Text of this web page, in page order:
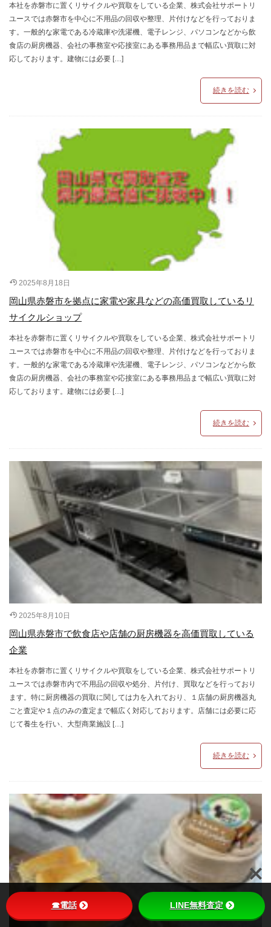
本社を赤磐市に置くリサイクルや買取をしている企業、株式会社サポートリ
ユースでは赤磐市を中心に不用品の回収や整理、片付けなどを行っておりま
す。一般的な家電である冷蔵庫や洗濯機、電子レンジ、パソコンなどから飲
食店の厨房機器、会社の事務室や応接室にある事務用品まで幅広い買取に対
応しております。建物には必要 […]
続きを読む
2025年8月18日
岡山県赤磐市を拠点に家電や家具などの高価買取しているリ
サイクルショップ
本社を赤磐市に置くリサイクルや買取をしている企業、株式会社サポートリ
ユースでは赤磐市を中心に不用品の回収や整理、片付けなどを行っておりま
す。一般的な家電である冷蔵庫や洗濯機、電子レンジ、パソコンなどから飲
食店の厨房機器、会社の事務室や応接室にある事務用品まで幅広い買取に対
応しております。建物には必要 […]
続きを読む
2025年8月10日
岡山県赤磐市で飲食店や店舗の厨房機器を高価買取している
企業
本社を赤磐市に置くリサイクルや買取をしている企業、株式会社サポートリ
ユースでは赤磐市内で不用品の回収や処分、片付け、買取などを行っており
ます。特に厨房機器の買取に関しては力を入れており、１店舗の厨房機器丸
ごと査定や１点のみの査定まで幅広く対応しております。店舗には必要に応
じて養生を行い、大型商業施設 […]
続きを読む
☎電話 LINE無料査定